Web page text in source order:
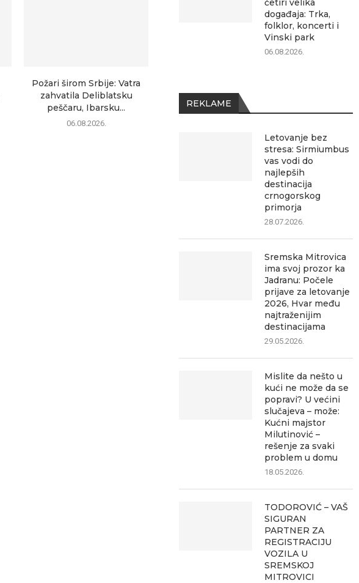
Požari širom Srbije: Vatra
zahvatila Deliblatsku
peščaru, Ibarsku...
06.08.2026.
Sremskoj Mitrovici? Evo...
06.08.2026.
četiri velika
događaja: Trka,
folklor, koncerti i
Vinski park
06.08.2026.
REKLAME
Letovanje bez
stresa: Sirmiumbus
vas vodi do
najlepših
destinacija
crnogorskog
primorja
28.07.2026.
Sremska Mitrovica
ima svoj prozor ka
Jadranu: Počele
prijave za letovanje
2026, Hvar među
najtraženijim
destinacijama
29.05.2026.
Mislite da nešto u
kući ne može da se
popravi? U većini
slučajeva – može:
Kućni majstor
Milutinović –
rešenje za svaki
problem u domu
18.05.2026.
TODOROVIĆ – VAŠ
SIGURAN
PARTNER ZA
REGISTRACIJU
VOZILA U
SREMSKOJ
MITROVICI